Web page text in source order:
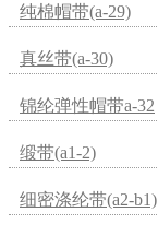
纯棉帽带(a-29)
真丝带(a-30)
锦纶弹性帽带a-32
缎带(a1-2)
细密涤纶带(a2-b1)